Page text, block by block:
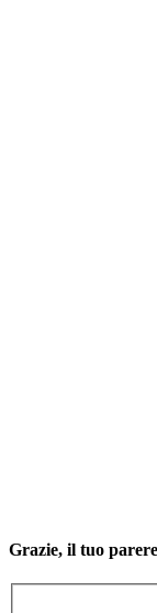
Grazie, il tuo